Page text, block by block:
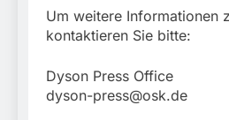
Um weitere Informationen
kontaktieren Sie bitte:
Dyson Press Office
dyson-press@osk.de